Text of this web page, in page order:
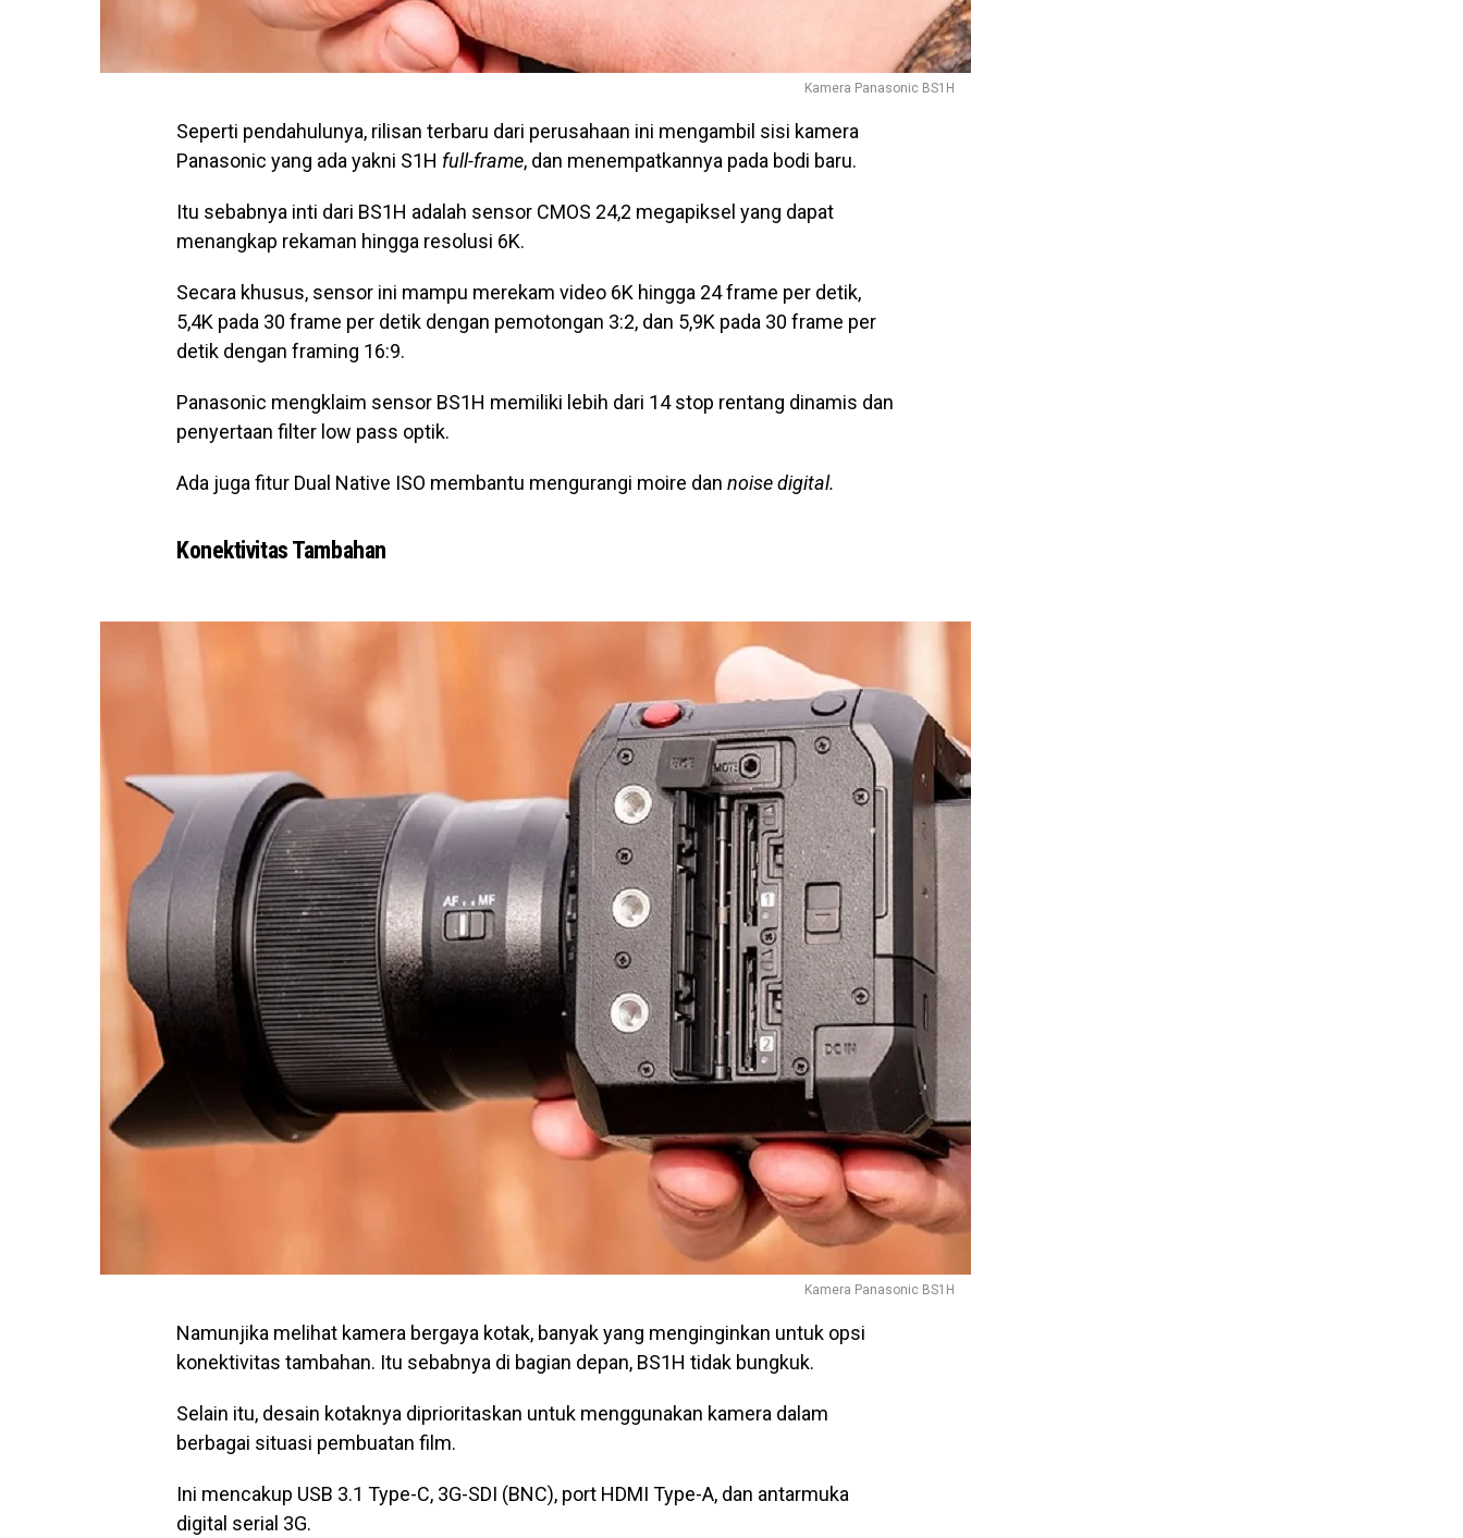
Kamera Panasonic BS1H
Seperti pendahulunya, rilisan terbaru dari perusahaan ini mengambil sisi kamera
Panasonic yang ada yakni S1H full-frame, dan menempatkannya pada bodi baru.
Itu sebabnya inti dari BS1H adalah sensor CMOS 24,2 megapiksel yang dapat
menangkap rekaman hingga resolusi 6K.
Secara khusus, sensor ini mampu merekam video 6K hingga 24 frame per detik,
5,4K pada 30 frame per detik dengan pemotongan 3:2, dan 5,9K pada 30 frame per
detik dengan framing 16:9.
Panasonic mengklaim sensor BS1H memiliki lebih dari 14 stop rentang dinamis dan
penyertaan filter low pass optik.
Ada juga fitur Dual Native ISO membantu mengurangi moire dan noise digital.
Konektivitas Tambahan
Kamera Panasonic BS1H
Namunjika melihat kamera bergaya kotak, banyak yang menginginkan untuk opsi
konektivitas tambahan. Itu sebabnya di bagian depan, BS1H tidak bungkuk.
Selain itu, desain kotaknya diprioritaskan untuk menggunakan kamera dalam
berbagai situasi pembuatan film.
Ini mencakup USB 3.1 Type-C, 3G-SDI (BNC), port HDMI Type-A, dan antarmuka
digital serial 3G.